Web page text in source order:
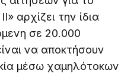
αρχίζει την ίδια
σε 20.000
να αποκτήσουν
μέσω χαμηλότοκων